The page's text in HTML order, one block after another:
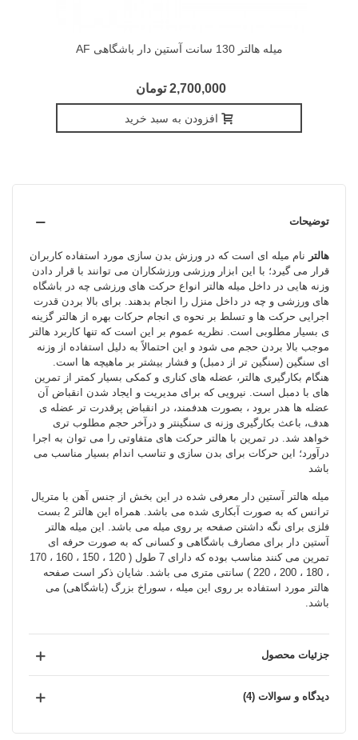
میله هالتر 130 سانت آستین دار باشگاهی AF
2,700,000 تومان
افزودن به سبد خرید
توضیحات
هالتر نام میله ای است که در ورزش بدن سازی مورد استفاده کاربران
قرار می گیرد؛ با این ابزار ورزشی ورزشکاران می توانند با قرار دادن
وزنه هایی در داخل میله هالتر انواع حرکت های ورزشی چه در باشگاه
های ورزشی و چه در داخل منزل را انجام بدهند. برای بالا بردن قدرت
اجرایی حرکت ها و تسلط بر نحوه ی انجام حرکات بهره از هالتر گزینه
ی بسیار مطلوبی است. نظریه عموم بر این است که تنها کاربرد هالتر
موجب بالا بردن حجم می شود و این احتمالاً به دلیل استفاده از وزنه
ای سنگین (سنگین تر از دمبل) و فشار بیشتر بر ماهیچه ها است.
هنگام بکارگیری هالتر، عضله های کناری و کمکی بسیار کمتر از تمرین
های با دمبل است. نیرویی که برای مدیریت و ایجاد شدن انقباض آن
عضله ها هدر برود ، بصورت هدفمند، در انقباض پرقدرت تر عضله ی
هدف، باعث بکارگیری وزنه ی سنگینتر و درآخر حجم مطلوب تری
خواهد شد. در تمرین با هالتر حرکت های متفاوتی را می توان به اجرا
درآورد؛ این حرکات برای بدن سازی و تناسب اندام بسیار مناسب می
باشد
میله هالتر آستین دار معرفی شده در این بخش از جنس آهن با متریال
ترانس که به صورت آبکاری شده می باشد. همراه این هالتر 2 بست
فلزی برای نگه داشتن صفحه بر روی میله می باشد. این میله هالتر
آستین دار برای مصارف باشگاهی و کسانی که به صورت حرفه ای
تمرین می کنند مناسب بوده که دارای 7 طول ( 120 ، 150 ، 160 ، 170
، 180 ، 200 ، 220 ) سانتی متری می باشد. شایان ذکر است صفحه
هالتر مورد استفاده بر روی این میله ، سوراخ بزرگ (باشگاهی) می
باشد.
جزئیات محصول
دیدگاه و سوالات (4)